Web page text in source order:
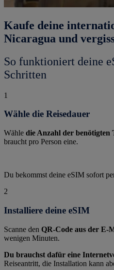
Kaufe deine
Nicaragua und
So funktioniert deine
Schritten
1
Wähle die Reisedauer
Wähle die Anzahl der benötigten
braucht pro Person eine.
Du bekommst deine eSIM sofort
2
Installiere deine eSIM
Scanne den QR-Code aus der E-
wenigen Minuten.
Du brauchst dafür eine
Reiseantritt, die Installation kann